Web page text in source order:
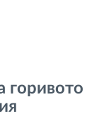
горивото